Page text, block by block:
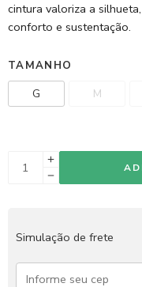
cintura valoriza a
conforto e sustentação.
TAMANHO
G M
Simulação de frete